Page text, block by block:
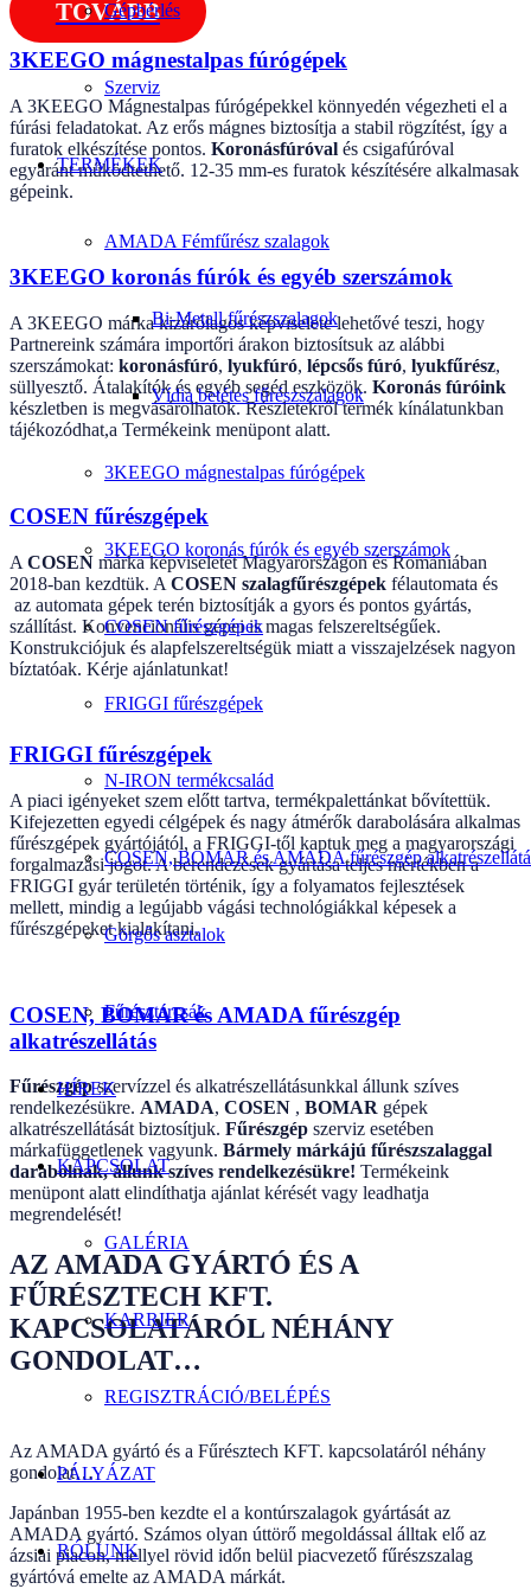
Gépbérlés
Szerviz
TERMÉKEK
AMADA Fémfűrész szalagok
Bi-Metall fűrészszalagok
Vídia betétes fűrészszalagok
3KEEGO mágnestalpas fúrógépek
3KEEGO koronás fúrók és egyéb szerszámok
COSEN fűrészgépek
FRIGGI fűrészgépek
N-IRON termékcsalád
COSEN, BOMAR és AMADA fűrészgép
Görgős asztalok
Fűrésztárcsák
HÍREK
KAPCSOLAT
GALÉRIA
KARRIER
REGISZTRÁCIÓ/BELÉPÉS
PÁLYÁZAT
RÓLUNK
TOVÁBB
3KEEGO mágnestalpas fúrógépek
A 3KEEGO Mágnestalpas fúrógépekkel könnyedén végezheti el a
fúrási feladatokat. Az erős mágnes biztosítja a stabil rögzítést, így a
furatok elkészítése pontos. Koronásfúróval és csigafúróval
egyaránt működtethető. 12-35 mm-es furatok készítésére alkalmasak
gépeink.
3KEEGO koronás fúrók és egyéb szerszámok
A 3KEEGO márka kizárólagos képviselete lehetővé teszi, hogy
Partnereink számára importőri árakon biztosítsuk az alábbi
szerszámokat: koronásfúró, lyukfúró, lépcsős fúró, lyukfűrész,
süllyesztő. Átalakítók és egyéb segéd eszközök. Koronás fúróink
készletben is megvásárolhatók. Részletekről termék kínálatunkban
tájékozódhat,a Termékeink menüpont alatt.
COSEN fűrészgépek
A COSEN márka képviseletét Magyarországon és Romániában
2018-ban kezdtük. A COSEN szalagfűrészgépek félautomata és
az automata gépek terén biztosítják a gyors és pontos gyártás,
szállítást. Konvencionális gépei is magas felszereltségűek.
Konstrukciójuk és alapfelszereltségük miatt a visszajelzések nagyon
bíztatóak. Kérje ajánlatunkat!
FRIGGI fűrészgépek
A piaci igényeket szem előtt tartva, termékpalettánkat bővítettük.
Kifejezetten egyedi célgépek és nagy átmérők darabolására alkalmas
fűrészgépek gyártójától, a FRIGGI-től kaptuk meg a magyarországi
forgalmazási jogot. A berendezések gyártása teljes mértékben a
FRIGGI gyár területén történik, így a folyamatos fejlesztések
mellett, mindig a legújabb vágási technológiákkal képesek a
fűrészgépeket kialakítani.
COSEN, BOMAR és AMADA fűrészgép
alkatrészellátás
Fűrészgépszervízzel és alkatrészellátásunkkal állunk szíves
rendelkezésükre. AMADA, COSEN , BOMAR gépek
alkatrészellátását biztosítjuk. Fűrészgép szerviz esetében
márkafüggetlenek vagyunk. Bármely márkájú fűrészszalaggal
darabolnak, állunk szíves rendelkezésükre! Termékeink
menüpont alatt elindíthatja ajánlat kérését vagy leadhatja
megrendelését!
AZ AMADA GYÁRTÓ ÉS A
FŰRÉSZTECH KFT.
KAPCSOLATÁRÓL NÉHÁNY
GONDOLAT…
Az AMADA gyártó és a Fűrésztech KFT. kapcsolatáról néhány
gondolat…
Japánban 1955-ben kezdte el a kontúrszalagok gyártását az
AMADA gyártó. Számos olyan úttörő megoldással álltak elő az
ázsiai piacon, mellyel rövid időn belül piacvezető fűrészszalag
gyártóvá emelte az AMADA márkát.